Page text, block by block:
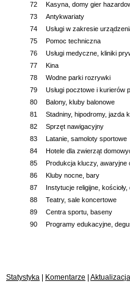
72
Kasyna, domy gier
73
Antykwariaty
74
Usługi w zakresie
75
Pomoc techniczna
76
Usługi medyczne, kliniki
77
Kina
78
Wodne parki rozrywki
79
Usługi pocztowe i kurierów
80
Balony, kluby balonowe
81
Stadniny, hipodromy, jazda
82
Sprzęt nawigacyjny
83
Latanie, samoloty sportowe
84
Hotele dla zwierząt
85
Produkcja kluczy, awaryjne
86
Kluby nocne, bary
87
Instytucje religijne,
88
Teatry, sale koncertowe
89
Centra sportu, baseny
90
Programy edukacyjne,
Statystyka Komentarze